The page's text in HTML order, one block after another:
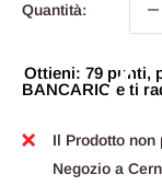
Quantità:
Ottieni: 79 punti,
BANCARIO e ti
Il Prodotto
Negozio a